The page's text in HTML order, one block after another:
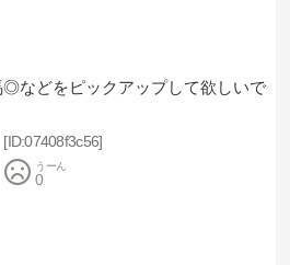
などをピックアップして欲しいで
07408f3c56
うーん
0